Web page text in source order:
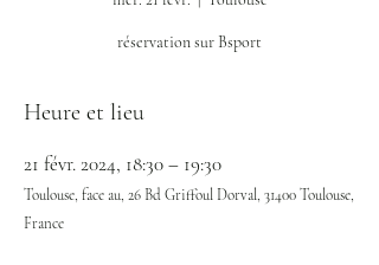
réservation sur Bsport
Heure et lieu
21 févr. 2024, 18:30 – 19:30
Toulouse, face au, 26 Bd Griffoul Dorval, 31400 Toulouse,
France